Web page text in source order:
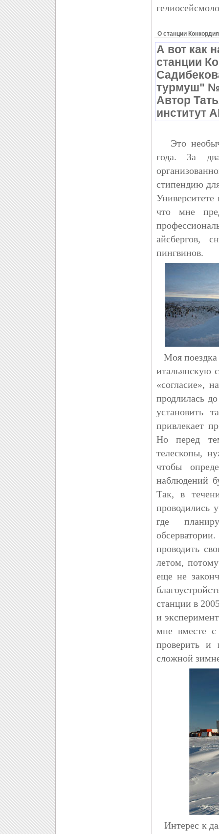
О станции
А вот как
станции
турмуш" №
Автор
институт
Это
года. За
стипендию
что мне
айсбергов,
пингвинов.
Моя поездка
итальянскую
«согласие»,
продлилась
установить
привлекает
Но перед
телескопы,
чтобы
наблюдений
Так, в
проводились
где
проводить
летом,
еще не
станции в
и
мне вместе с
проверить и
сложной
Интерес к